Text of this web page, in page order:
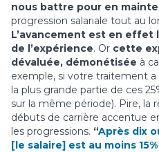
nous battre pour en
progression salariale tout au
L’avancement est en effet
de l’expérience. Or cette
dévaluée, démonétisée à
exemple, si votre traitement a
la plus grande partie de ces
sur la même période). Pire, la
débuts de carrière accentue
les progressions. “Après dix
[le salaire] est au moins